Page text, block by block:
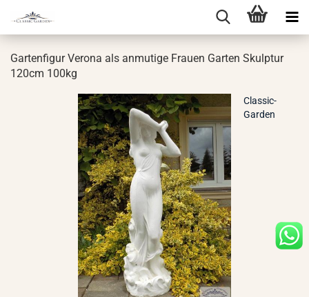
Gar­ten­fi­gur Ve­ro­na als an­mu­ti­ge Frau­en Gar­ten Skulp­tur
120cm 100kg
Classic-
Garden